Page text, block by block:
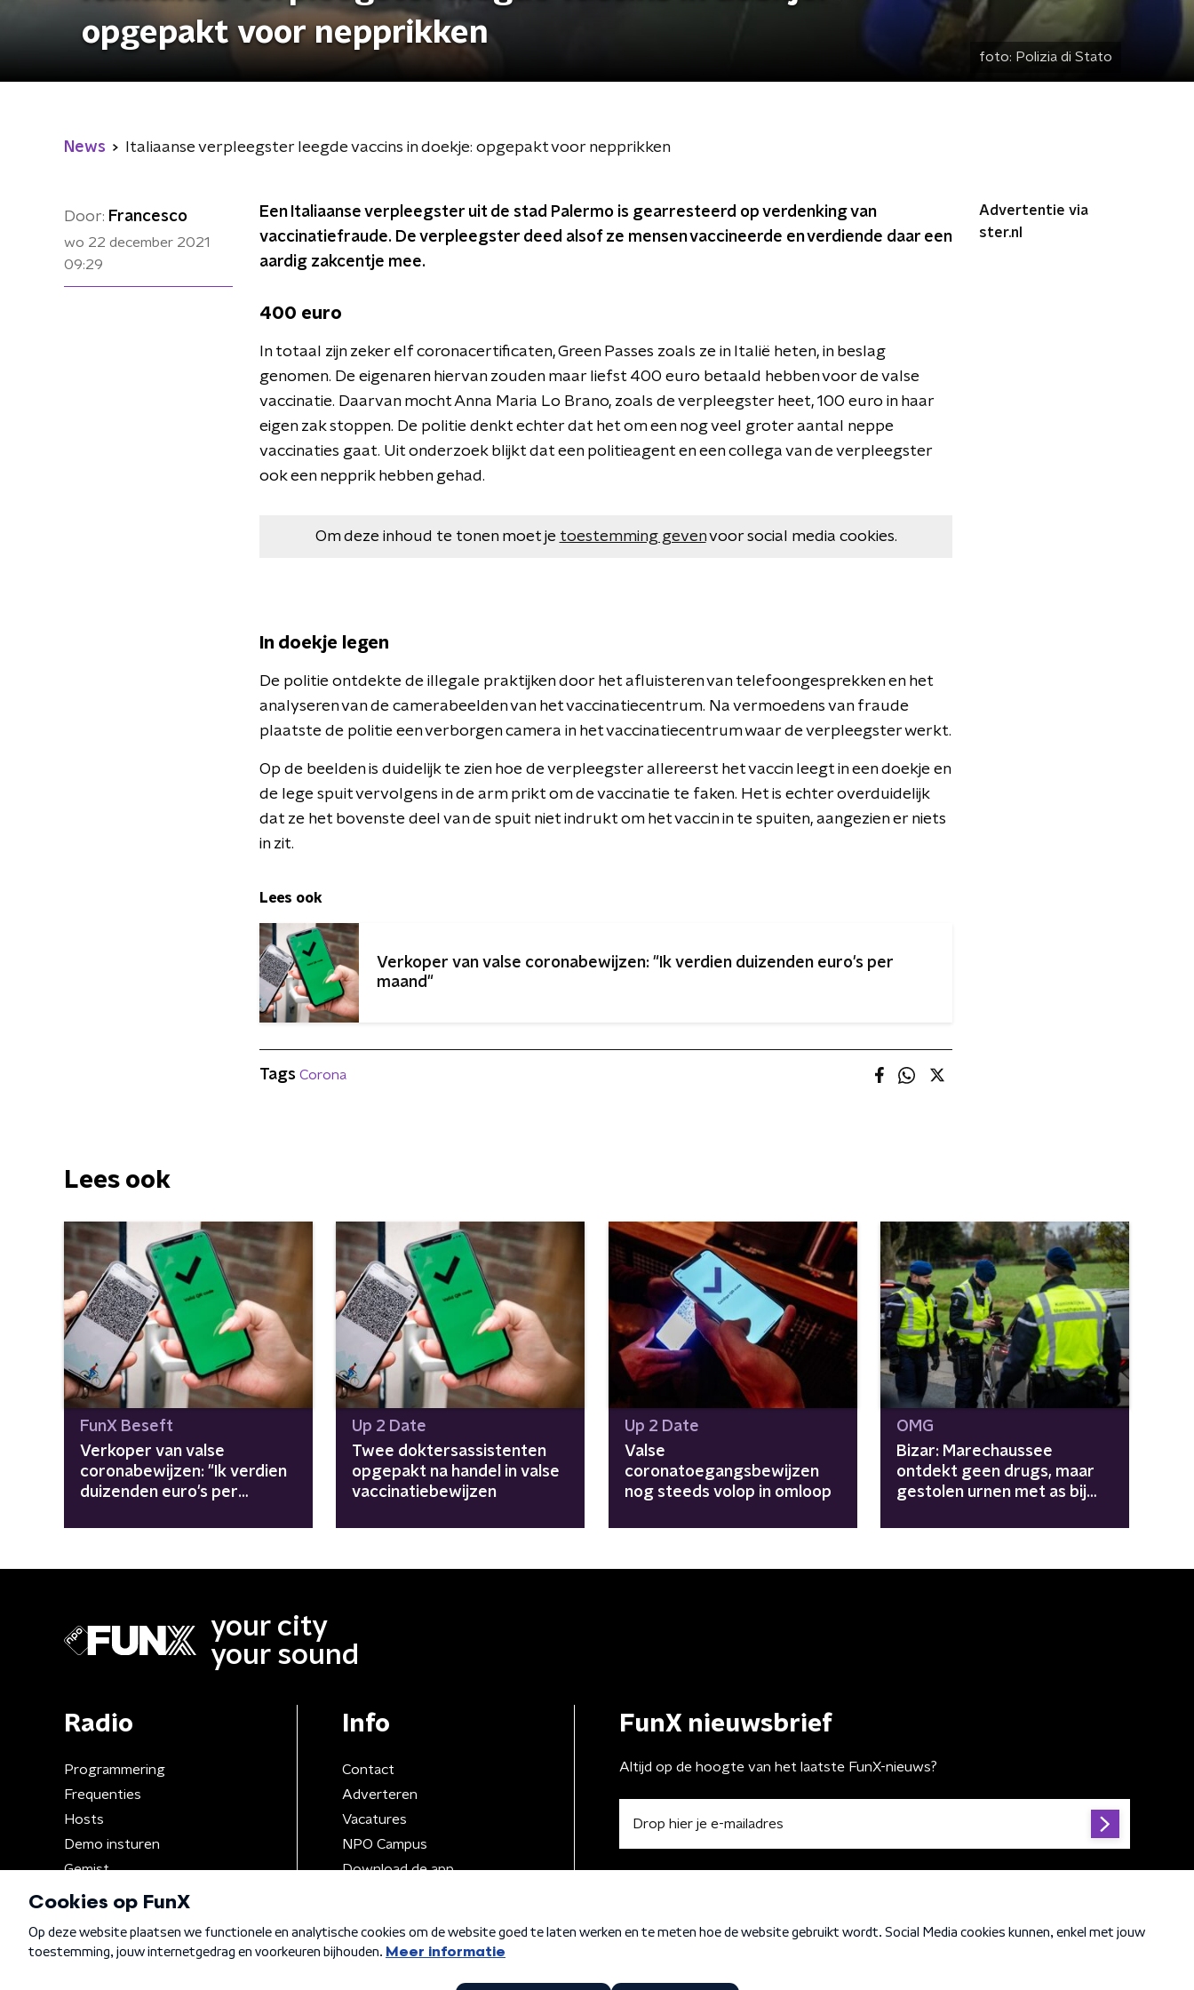
opgepakt voor nepprikken
foto: Polizia di Stato
News Italiaanse verpleegster leegde vaccins in doekje: opgepakt voor nepprikken
Door: Francesco
wo 22 december 2021
09:29
Een Italiaanse verpleegster uit de stad Palermo is gearresteerd op verdenking van
vaccinatiefraude. De verpleegster deed alsof ze mensen vaccineerde en verdiende daar een
aardig zakcentje mee.
400 euro
In totaal zijn zeker elf coronacertificaten, Green Passes zoals ze in Italië heten, in beslag
genomen. De eigenaren hiervan zouden maar liefst 400 euro betaald hebben voor de valse
vaccinatie. Daarvan mocht Anna Maria Lo Brano, zoals de verpleegster heet, 100 euro in haar
eigen zak stoppen. De politie denkt echter dat het om een nog veel groter aantal neppe
vaccinaties gaat. Uit onderzoek blijkt dat een politieagent en een collega van de verpleegster
ook een nepprik hebben gehad.
Om deze inhoud te tonen moet je toestemming gevenvoor social media cookies.
In doekje legen
De politie ontdekte de illegale praktijken door het afluisteren van telefoongesprekken en het
analyseren van de camerabeelden van het vaccinatiecentrum. Na vermoedens van fraude
plaatste de politie een verborgen camera in het vaccinatiecentrum waar de verpleegster werkt.
Op de beelden is duidelijk te zien hoe de verpleegster allereerst het vaccin leegt in een doekje en
de lege spuit vervolgens in de arm prikt om de vaccinatie te faken. Het is echter overduidelijk
dat ze het bovenste deel van de spuit niet indrukt om het vaccin in te spuiten, aangezien er niets
in zit.
Lees ook
Verkoper van valse coronabewijzen: "Ik verdien duizenden euro's per
maand"
Advertentie via
ster.nl
Tags Corona
Lees ook
FunX Beseft
Verkoper van valse
coronabewijzen: "Ik verdien
duizenden euro's per
Up 2 Date
Twee doktersassistenten
opgepakt na handel in valse
vaccinatiebewijzen
Up 2 Date
Valse
coronatoegangsbewijzen
nog steeds volop in omloop
OMG
Bizar: Marechaussee
ontdekt geen drugs, maar
gestolen urnen met as bij
your city
your sound
Radio
Programmering
Frequenties
Hosts
Demo insturen
Gemist
Info
Contact
Adverteren
Vacatures
NPO Campus
Download de app
FunX nieuwsbrief
Altijd op de hoogte van het laatste FunX-nieuws?
Algemene voorwaarden Privacybeleid